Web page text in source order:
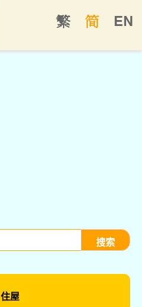
EN
简
繁
住屋